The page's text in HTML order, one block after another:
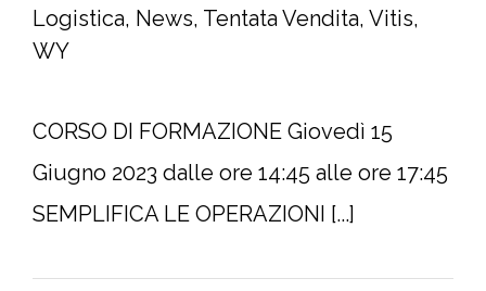
Logistica, News, Tentata Vendita, Vitis,
WY
CORSO DI FORMAZIONE Giovedì 15
Giugno 2023 dalle ore 14:45 alle ore 17:45
SEMPLIFICA LE OPERAZIONI [...]